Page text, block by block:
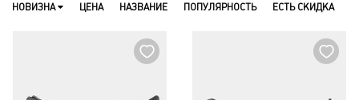
НОВИЗНА ЦЕНА НАЗВАНИЕ ПОПУЛЯРНОСТЬ ЕСТЬ СКИДКА